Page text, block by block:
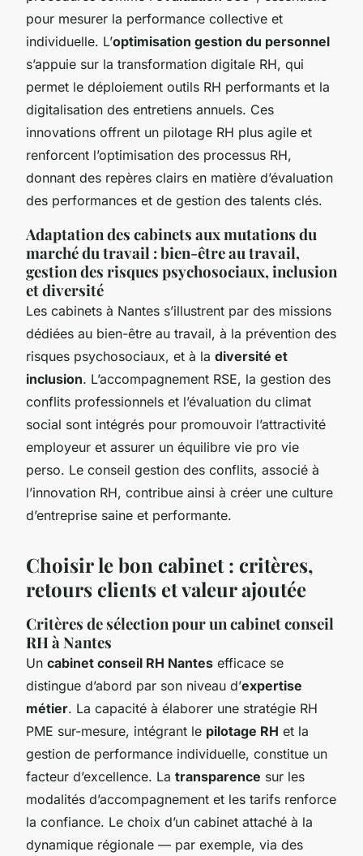
pour mesurer la performance collective et
individuelle. L’optimisation gestion du personnel
s’appuie sur la transformation digitale RH, qui
permet le déploiement outils RH performants et la
digitalisation des entretiens annuels. Ces
innovations offrent un pilotage RH plus agile et
renforcent l’optimisation des processus RH,
donnant des repères clairs en matière d’évaluation
des performances et de gestion des talents clés.
Adaptation des cabinets aux mutations du
marché du travail : bien-être au travail,
gestion des risques psychosociaux, inclusion
et diversité
Les cabinets à Nantes s’illustrent par des missions
dédiées au bien-être au travail, à la prévention des
risques psychosociaux, et à la diversité et
inclusion. L’accompagnement RSE, la gestion des
conflits professionnels et l’évaluation du climat
social sont intégrés pour promouvoir l’attractivité
employeur et assurer un équilibre vie pro vie
perso. Le conseil gestion des conflits, associé à
l’innovation RH, contribue ainsi à créer une culture
d’entreprise saine et performante.
Choisir le bon cabinet : critères,
retours clients et valeur ajoutée
Critères de sélection pour un cabinet conseil
RH à Nantes
Un cabinet conseil RH Nantes efficace se
distingue d’abord par son niveau d’expertise
métier. La capacité à élaborer une stratégie RH
PME sur-mesure, intégrant le pilotage RH et la
gestion de performance individuelle, constitue un
facteur d’excellence. La transparence sur les
modalités d’accompagnement et les tarifs renforce
la confiance. Le choix d’un cabinet attaché à la
dynamique régionale — par exemple, via des